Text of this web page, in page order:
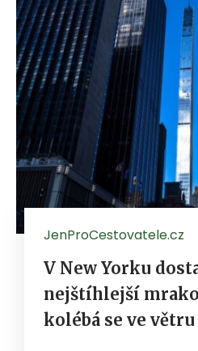
JenProCestovatele.cz
V New Yorku
nejštíhlejší
kolébá se ve větru